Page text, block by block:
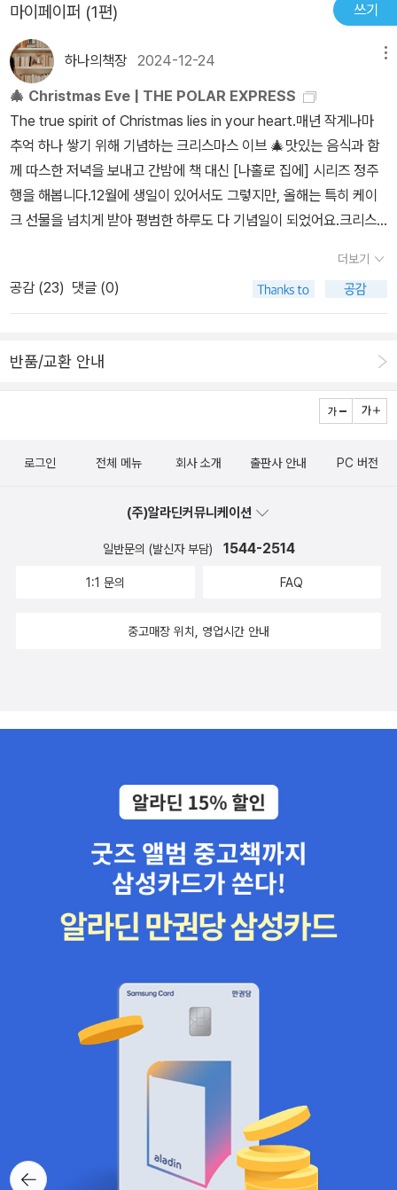
마이페이퍼 (1편) 쓰기
하나의책장2024-12-24
🎄 Christmas Eve | THE POLAR EXPRESS
The true spirit of Christmas lies in your heart.매년 작게나마
추억 하나 쌓기 위해 기념하는 크리스마스 이브 🎄맛있는 음식과 함
께 따스한 저녁을 보내고 간밤에 책 대신 [나홀로 집에] 시리즈 정주
행을 해봅니다.12월에 생일이 있어서도 그렇지만, 올해는 특히 케이
크 선물을 넘치게 받아 평범한 하루도 다 기념일이 되었어요.크리스
더보기
공감 (23) 댓글 (0)
반품/교환 안내
뒤로가
기
로그인 전체 메뉴 회사 소개 출판사 안내 PC 버전
(주)알라딘커뮤니케이션
일반문의 (발신자 부담) 1544-2514
1:1 문의 FAQ
중고매장 위치, 영업시간 안내